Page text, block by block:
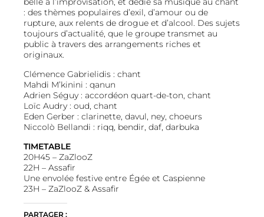
: des thèmes populaires d’exil, d’amour ou de
rupture, aux relents de drogue et d’alcool. Des sujets
toujours d’actualité, que le groupe transmet au
public à travers des arrangements riches et
originaux.
Clémence Gabrielidis : chant
Mahdi M’kinini : qanun
Adrien Séguy : accordéon quart-de-ton, chant
Loïc Audry : oud, chant
Eden Gerber : clarinette, davul, ney, choeurs
Niccolò Bellandi : riqq, bendir, daf, darbuka
TIMETABLE
20H45 – ZaZlooZ
22H – Assafir
Une envolée festive entre Égée et Caspienne
23H – ZaZlooZ & Assafir
PARTAGER :